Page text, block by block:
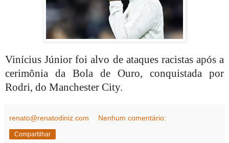
Vinícius Júnior foi alvo de ataques racistas após a
cerimônia da Bola de Ouro, conquistada por
Rodri, do Manchester City.
renato@renatodiniz.com Nenhum comentário:
Compartilhar